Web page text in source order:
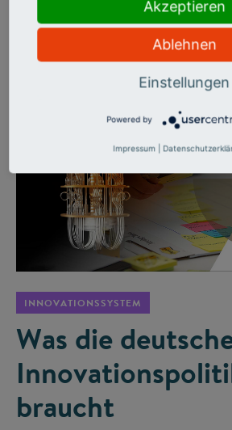
bereit, brauchen aber weniger
Infrastruktur und echte Netzwerke.
INNOVATIONSSYSTEM
Was die
braucht
Akzeptieren
Ablehnen
Einstellungen
Powered by
Impressum